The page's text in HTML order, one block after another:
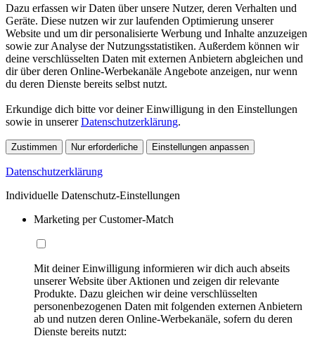
Dazu erfassen wir Daten über unsere Nutzer, deren Verhalten und
Geräte. Diese nutzen wir zur laufenden Optimierung unserer
Website und um dir personalisierte Werbung und Inhalte anzuzeigen
sowie zur Analyse der Nutzungsstatistiken. Außerdem können wir
deine verschlüsselten Daten mit externen Anbietern abgleichen und
dir über deren Online-Werbekanäle Angebote anzeigen, nur wenn
du deren Dienste bereits selbst nutzt.
Erkundige dich bitte vor deiner Einwilligung in den Einstellungen
sowie in unsererDatenschutzerklärung.
Zustimmen Nur erforderliche Einstellungen anpassen
Datenschutzerklärung
Individuelle Datenschutz-Einstellungen
Marketing per Customer-Match
Mit deiner Einwilligung informieren wir dich auch abseits
unserer Website über Aktionen und zeigen dir relevante
Produkte. Dazu gleichen wir deine verschlüsselten
personenbezogenen Daten mit folgenden externen Anbietern
ab und nutzen deren Online-Werbekanäle, sofern du deren
Dienste bereits nutzt: